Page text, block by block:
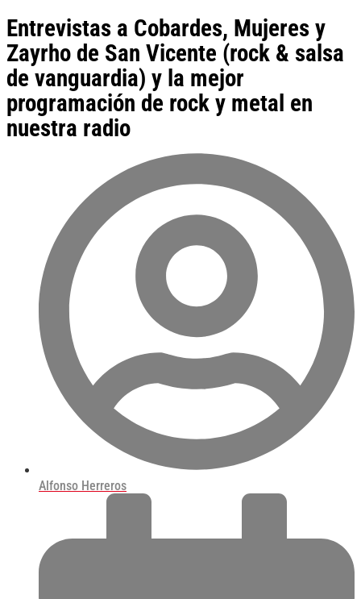
Entrevistas a Cobardes, Mujeres y
Zayrho de San Vicente (rock & salsa
de vanguardia) y la mejor
programación de rock y metal en
nuestra radio
Alfonso Herreros